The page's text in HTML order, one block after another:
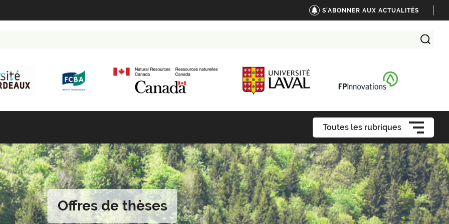
S'ABONNER AUX ACTUALITÉS
Toutes les rubriques
Offres de thèses